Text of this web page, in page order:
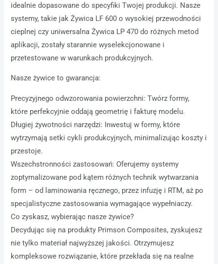
idealnie dopasowane do specyfiki Twojej produkcji. Nasze
systemy, takie jak Żywica LF 600 o wysokiej przewodności
cieplnej czy uniwersalna Żywica LP 470 do różnych metod
aplikacji, zostały starannie wyselekcjonowane i
przetestowane w warunkach produkcyjnych.
Nasze żywice to gwarancja:
Precyzyjnego odwzorowania powierzchni: Twórz formy,
które perfekcyjnie oddają geometrię i fakturę modelu.
Długiej żywotności narzędzi: Inwestuj w formy, które
wytrzymają setki cykli produkcyjnych, minimalizując koszty i
przestoje.
Wszechstronności zastosowań: Oferujemy systemy
zoptymalizowane pod kątem różnych technik wytwarzania
form – od laminowania ręcznego, przez infuzję i RTM, aż po
specjalistyczne zastosowania wymagające wypełniaczy.
Co zyskasz, wybierając nasze żywice?
Decydując się na produkty Primson Composites, zyskujesz
nie tylko materiał najwyższej jakości. Otrzymujesz
kompleksowe rozwiązanie, które przekłada się na realne